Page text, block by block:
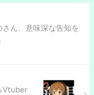
さん、意味深な告知を
Vtuber